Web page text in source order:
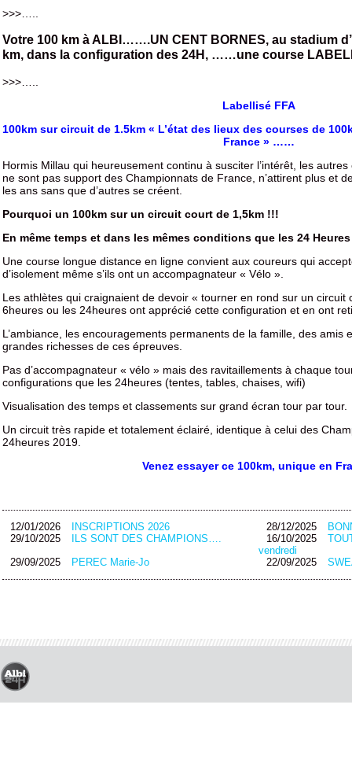
>>>…..
Votre 100 km à ALBI…….UN CENT BORNES, au stadium
km, dans la configuration des 24H, ……une course
>>>…..
Labellisé FFA
100km sur circuit de 1.5km « L’état des lieux des courses de
France » ……
Hormis Millau qui heureusement continu à susciter l’intérêt, les
ne sont pas support des Championnats de France, n’attirent plus et
les ans sans que d’autres se créent.
Pourquoi un 100km sur un circuit court de 1,5km !!!
En même temps et dans les mêmes conditions que les 24
Une course longue distance en ligne convient aux coureurs qui
d’isolement même s’ils ont un accompagnateur « Vélo ».
Les athlètes qui craignaient de devoir « tourner en rond sur un circuit
6heures ou les 24heures ont apprécié cette configuration et en ont
L’ambiance, les encouragements permanents de la famille, des amis
grandes richesses de ces épreuves.
Pas d’accompagnateur « vélo » mais des ravitaillements à chaque
configurations que les 24heures (tentes, tables, chaises, wifi)
Visualisation des temps et classements sur grand écran tour par tour.
Un circuit très rapide et totalement éclairé, identique à celui des
24heures 2019.
Venez essayer ce 100km, unique en
12/01/2026 INSCRIPTIONS 2026 28/12/2025
29/10/2025
ILS SONT DES CHAMPIONS…. 16/10/2025
vendredi
29/09/2025
PEREC Marie-Jo 22/09/2025